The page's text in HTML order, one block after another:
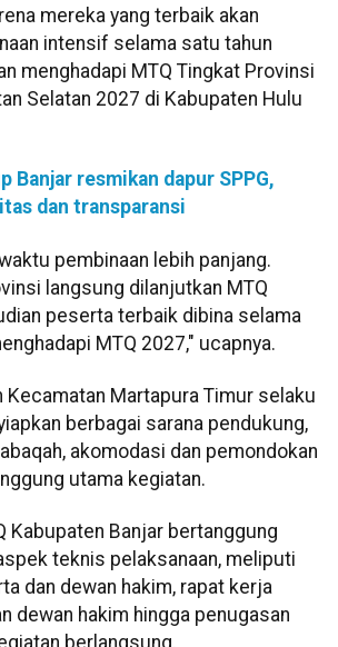
mereka yang terbaik akan
intensif selama satu tahun
menghadapi MTQ Tingkat Provinsi
Selatan 2027 di Kabupaten Hulu
Banjar resmikan dapur SPPG,
dan transparansi
pembinaan lebih panjang.
langsung dilanjutkan MTQ
peserta terbaik dibina selama
MTQ 2027," ucapnya.
Kecamatan Martapura Timur selaku
berbagai sarana pendukung,
akomodasi dan pemondokan
utama kegiatan.
Kabupaten Banjar bertanggung
teknis pelaksanaan, meliputi
dan dewan hakim, rapat kerja
dewan hakim hingga penugasan